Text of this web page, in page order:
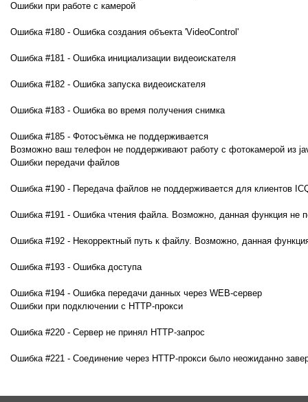
Ошибки при работе с камерой
Ошибка #180 - Ошибка создания объекта 'VideoControl'
Ошибка #181 - Ошибка инициализации видеоискателя
Ошибка #182 - Ошибка запуска видеоискателя
Ошибка #183 - Ошибка во время получения снимка
Ошибка #185 - Фотосъёмка не поддерживается
Возможно ваш телефон не поддерживают работу с фотокамерой из
Ошибки передачи файлов
Ошибка #190 - Передача файлов не поддерживается для клиентов
Ошибка #191 - Ошибка чтения файла. Возможно, данная функция не
Ошибка #192 - Некорректный путь к файлу. Возможно, данная
Ошибка #193 - Ошибка доступа
Ошибка #194 - Ошибка передачи данных через WEB-сервер
Ошибки при подключении с HTTP-прокси
Ошибка #220 - Сервер не принял HTTP-запрос
Ошибка #221 - Соединение через HTTP-прокси было неожиданно